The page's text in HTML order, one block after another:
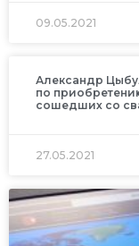
09.05.2021
Александр
по
сошедших со
27.05.2021